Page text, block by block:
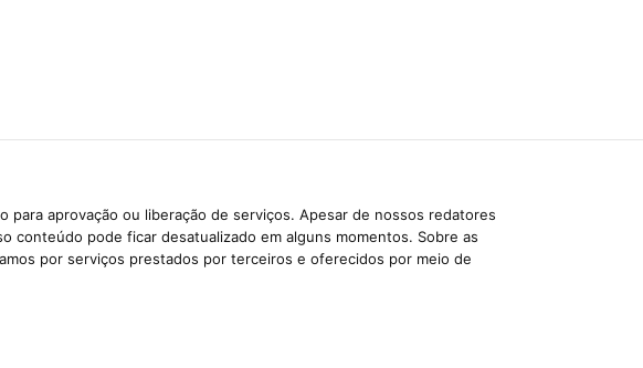
aprovação ou liberação de serviços. Apesar de nossos redatores
conteúdo pode ficar desatualizado em alguns momentos. Sobre as
por serviços prestados por terceiros e oferecidos por meio de